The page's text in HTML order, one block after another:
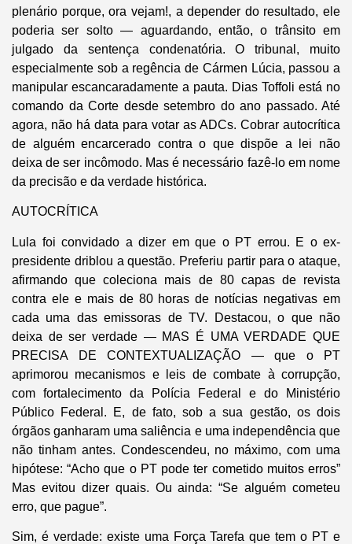
plenário porque, ora vejam!, a depender do resultado, ele
poderia ser solto — aguardando, então, o trânsito em
julgado da sentença condenatória. O tribunal, muito
especialmente sob a regência de Cármen Lúcia, passou a
manipular escancaradamente a pauta. Dias Toffoli está no
comando da Corte desde setembro do ano passado. Até
agora, não há data para votar as ADCs. Cobrar autocrítica
de alguém encarcerado contra o que dispõe a lei não
deixa de ser incômodo. Mas é necessário fazê-lo em nome
da precisão e da verdade histórica.
AUTOCRÍTICA
Lula foi convidado a dizer em que o PT errou. E o ex-
presidente driblou a questão. Preferiu partir para o ataque,
afirmando que coleciona mais de 80 capas de revista
contra ele e mais de 80 horas de notícias negativas em
cada uma das emissoras de TV. Destacou, o que não
deixa de ser verdade — MAS É UMA VERDADE QUE
PRECISA DE CONTEXTUALIZAÇÃO — que o PT
aprimorou mecanismos e leis de combate à corrupção,
com fortalecimento da Polícia Federal e do Ministério
Público Federal. E, de fato, sob a sua gestão, os dois
órgãos ganharam uma saliência e uma independência que
não tinham antes. Condescendeu, no máximo, com uma
hipótese: “Acho que o PT pode ter cometido muitos erros”
Mas evitou dizer quais. Ou ainda: “Se alguém cometeu
erro, que pague”.
Sim, é verdade: existe uma Força Tarefa que tem o PT e